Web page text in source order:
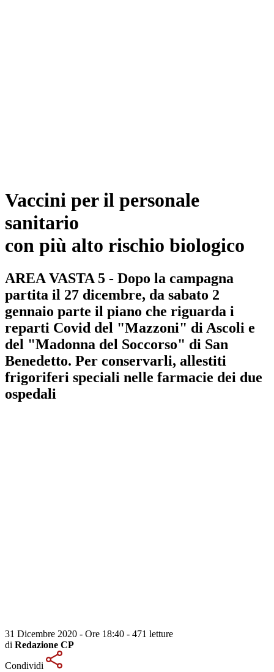
Vaccini per il personale
sanitario
con più alto rischio biologico
AREA VASTA 5 - Dopo la campagna
partita il 27 dicembre, da sabato 2
gennaio parte il piano che riguarda i
reparti Covid del "Mazzoni" di Ascoli e
del "Madonna del Soccorso" di San
Benedetto. Per conservarli, allestiti
frigoriferi speciali nelle farmacie dei due
ospedali
31 Dicembre 2020 - Ore 18:40 - 471 letture
di Redazione CP
Condividi